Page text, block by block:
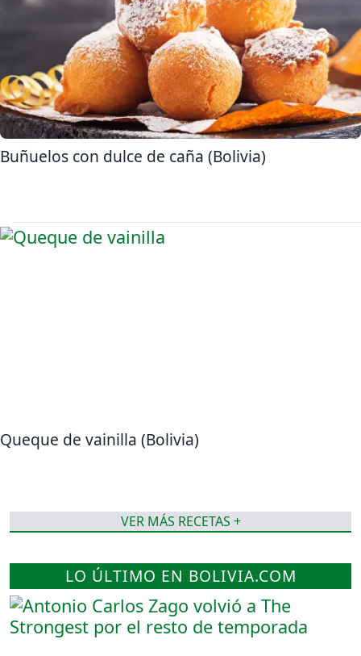
Buñuelos con dulce de caña (Bolivia)
Queque de vainilla (Bolivia)
VER MÁS RECETAS +
LO ÚLTIMO EN BOLIVIA.COM